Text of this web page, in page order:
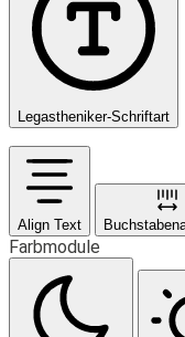
Legastheniker-Schriftart
Align Text
Farbmodule